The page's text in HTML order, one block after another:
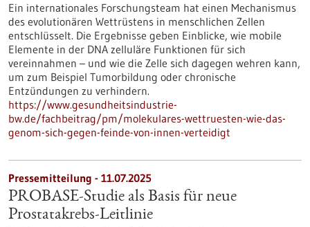
Ein internationales Forschungsteam hat einen Mechanismus
des evolutionären Wettrüstens in menschlichen Zellen
entschlüsselt. Die Ergebnisse geben Einblicke, wie mobile
Elemente in der DNA zelluläre Funktionen für sich
vereinnahmen – und wie die Zelle sich dagegen wehren kann,
um zum Beispiel Tumorbildung oder chronische
Entzündungen zu verhindern.
https://www.gesundheitsindustrie-
bw.de/fachbeitrag/pm/molekulares-wettruesten-wie-das-
genom-sich-gegen-feinde-von-innen-verteidigt
Pressemitteilung - 11.07.2025
PROBASE-Studie als Basis für neue
Prostatakrebs-Leitlinie